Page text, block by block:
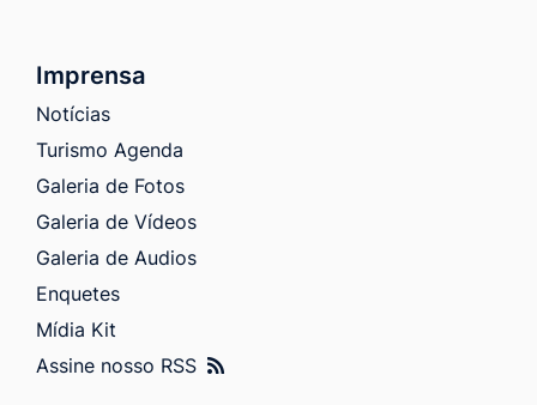
Imprensa
Notícias
Turismo Agenda
Galeria de Fotos
Galeria de Vídeos
Galeria de Audios
Enquetes
Mídia Kit
Assine nosso RSS